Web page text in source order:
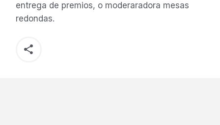
entrega de premios, o moderaradora mesas
redondas.